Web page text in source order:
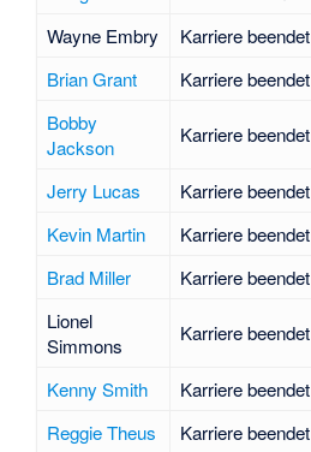
Wayne Embry
Karriere beendet
Brian Grant
Karriere beendet
Bobby
Jackson
Karriere beendet
Jerry Lucas
Karriere beendet
Kevin Martin
Karriere beendet
Brad Miller
Karriere beendet
Lionel
Simmons
Karriere beendet
Kenny Smith
Karriere beendet
Reggie Theus
Karriere beendet